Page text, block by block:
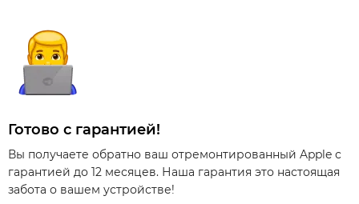
Готово с гарантией!
Вы получаете обратно ваш отремонтированный Apple с
гарантией до 12 месяцев. Наша гарантия это настоящая
забота о вашем устройстве!